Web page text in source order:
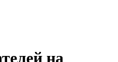
на